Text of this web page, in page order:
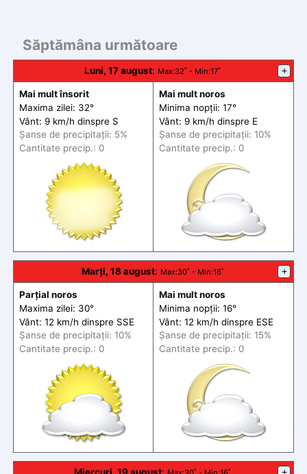
Săptămâna următoare
Luni, 17 august: Max:32˚ - Min:17˚ +
Mai mult însorit
Maxima zilei: 32°
Vânt: 9 km/h dinspre S
Șanse de precipitații: 5%
Cantitate precip.: 0
Mai mult noros
Minima nopții: 17°
Vânt: 9 km/h dinspre E
Șanse de precipitații: 10%
Cantitate precip.: 0
Marți, 18 august: Max:30˚ - Min:16˚ +
Parțial noros
Maxima zilei: 30°
Vânt: 12 km/h dinspre SSE
Șanse de precipitații: 10%
Cantitate precip.: 0
Mai mult noros
Minima nopții: 16°
Vânt: 12 km/h dinspre ESE
Șanse de precipitații: 15%
Cantitate precip.: 0